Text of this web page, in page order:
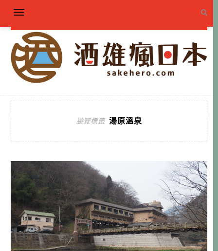
遊覽標籤 湯原溫泉